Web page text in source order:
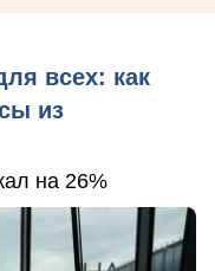
всех: как
из
на 26%